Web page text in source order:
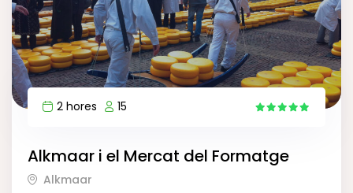
2 hores
15
Alkmaar i el Mercat del Formatge
Alkmaar